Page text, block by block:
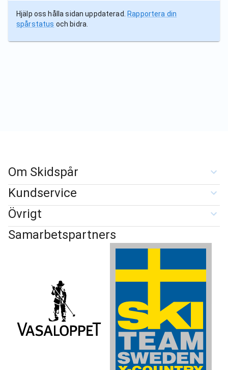
Hjälp oss hålla sidan uppdaterad.
Rapportera din
spårstatus och bidra.
Om Skidspår
Kundservice
Övrigt
Samarbetspartners